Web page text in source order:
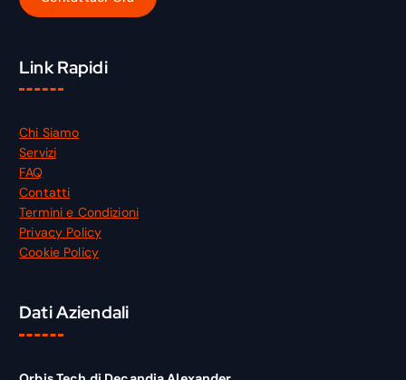
Link Rapidi
Chi Siamo
Servizi
FAQ
Contatti
Termini e Condizioni
Privacy Policy
Cookie Policy
Dati Aziendali